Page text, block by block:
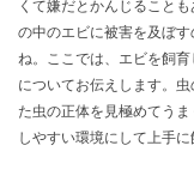
くて嫌だとかんじること
の中のエビに被害を及ぼ
ね。ここでは、エビを飼
についてお伝えします。
た虫の正体を見極めてう
しやすい環境にして上手に